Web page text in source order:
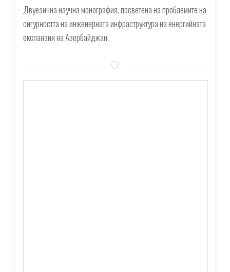
Двуезична научна монография, посветена на проблемите на
сигурността на инженерната инфраструктура на енергийната
експанзия на Азербайджан.